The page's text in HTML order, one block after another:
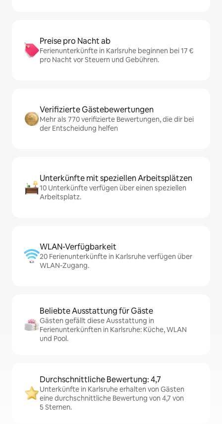
Preise pro Nacht ab
Ferienunterkünfte in Karlsruhe beginnen bei 17 €
pro Nacht vor Steuern und Gebühren.
Verifizierte Gästebewertungen
Mehr als 770 verifizierte Bewertungen, die dir bei
der Entscheidung helfen
Unterkünfte mit speziellen Arbeitsplätzen
10 Unterkünfte verfügen über einen speziellen
Arbeitsplatz.
WLAN-Verfügbarkeit
20 Ferienunterkünfte in Karlsruhe verfügen über
WLAN-Zugang.
Beliebte Ausstattung für Gäste
Gästen gefällt diese Ausstattung in
Ferienunterkünften in Karlsruhe: Küche, WLAN
und Pool.
Durchschnittliche Bewertung: 4,7
Unterkünfte in Karlsruhe erhalten von Gästen
eine durchschnittliche Bewertung von 4,7 von
5 Sternen.